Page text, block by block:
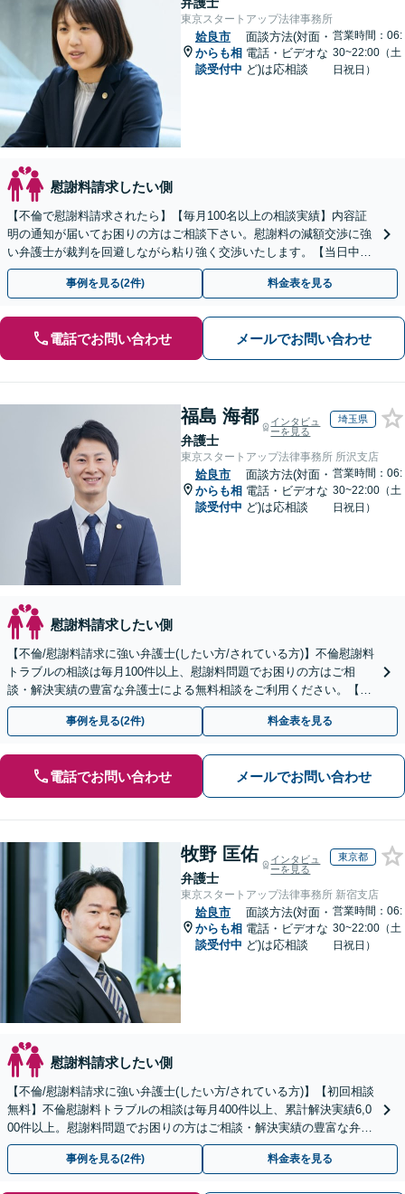
東京スタートアップ法律事務所
姶良市
からも相
談受付中
面談方法(対面・
電話・ビデオな
ど)は応相談
営業時間：06:
30~22:00（土
日祝日）
慰謝料請求したい側
【不倫で慰謝料請求されたら】【毎月100名以上の相談実績】内容証
明の通知が届いてお困りの方はご相談下さい。慰謝料の減額交渉に強
い弁護士が裁判を回避しながら粘り強く交渉いたします。【当日中の
相談可(予約制)】【全国対応】
事例を見る(2件) 料金表を見る
電話でお問い合わせ メールでお問い合わせ
福島 海都
弁護士
インタビュ
ーを見る
埼玉県
東京スタートアップ法律事務所 所沢支店
姶良市
からも相
談受付中
面談方法(対面・
電話・ビデオな
ど)は応相談
営業時間：06:
30~22:00（土
日祝日）
慰謝料請求したい側
【不倫/慰謝料請求に強い弁護士(したい方/されている方)】不倫慰謝料
トラブルの相談は毎月100件以上、慰謝料問題でお困りの方はご相
談・解決実績の豊富な弁護士による無料相談をご利用ください。【不
倫相談は初回0円】【全国対応】
事例を見る(2件) 料金表を見る
電話でお問い合わせ メールでお問い合わせ
牧野 匡佑
弁護士
インタビュ
ーを見る
東京都
東京スタートアップ法律事務所 新宿支店
姶良市
からも相
談受付中
面談方法(対面・
電話・ビデオな
ど)は応相談
営業時間：06:
30~22:00（土
日祝日）
慰謝料請求したい側
【不倫/慰謝料請求に強い弁護士(したい方/されている方)】【初回相談
無料】不倫慰謝料トラブルの相談は毎月400件以上、累計解決実績6,0
00件以上。慰謝料問題でお困りの方はご相談・解決実績の豊富な弁護
士による無料相談をご利用ください。
事例を見る(2件) 料金表を見る